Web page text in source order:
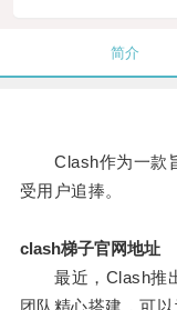
简介
Clash作为一款旨
受用户追捧。
clash梯子官网地址
最近，Clash推出